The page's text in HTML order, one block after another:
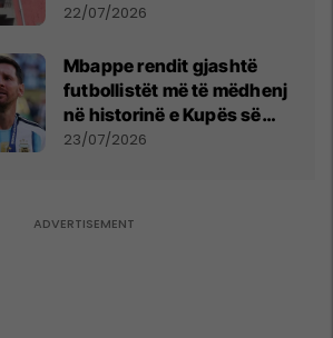
22/07/2026
Mbappe rendit gjashtë
futbollistët më të mëdhenj
në historinë e Kupës së
Botës, Messi mbetet i dyti
23/07/2026